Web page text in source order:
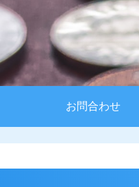
お問合わせ